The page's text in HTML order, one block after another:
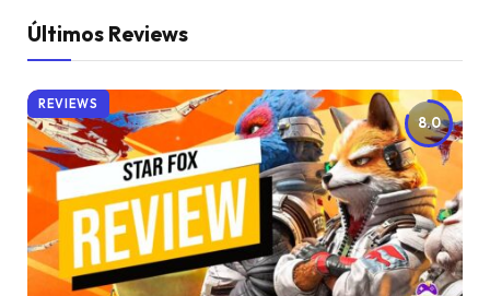
Últimos Reviews
8.0
REVIEWS